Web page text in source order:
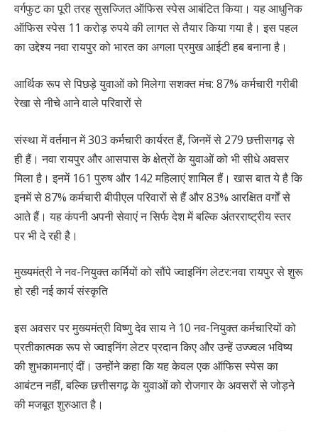
वर्गफुट का पूरी तरह सुसज्जित ऑफिस स्पेस आबंटित किया। यह आधुनिक
ऑफिस स्पेस 11 करोड़ रुपये की लागत से तैयार किया गया है। इस पहल
का उद्देश्य नवा रायपुर को भारत का अगला प्रमुख आईटी हब बनाना है।
आर्थिक रूप से पिछड़े युवाओं को मिलेगा सशक्त मंच: 87% कर्मचारी गरीबी
रेखा से नीचे आने वाले परिवारों से
संस्था में वर्तमान में 303 कर्मचारी कार्यरत हैं, जिनमें से 279 छत्तीसगढ़ से
ही हैं। नवा रायपुर और आसपास के क्षेत्रों के युवाओं को भी सीधे अवसर
मिला है। इनमें 161 पुरुष और 142 महिलाएं शामिल हैं। खास बात ये है कि
इनमें से 87% कर्मचारी बीपीएल परिवारों से हैं और 83% आरक्षित वर्गों से
आते हैं। यह कंपनी अपनी सेवाएं न सिर्फ देश में बल्कि अंतरराष्ट्रीय स्तर
पर भी दे रही है।
मुख्यमंत्री ने नव-नियुक्त कर्मियों को सौंपे ज्वाइनिंग लेटर:नवा रायपुर से शुरू
हो रही नई कार्य संस्कृति
इस अवसर पर मुख्यमंत्री विष्णु देव साय ने 10 नव-नियुक्त कर्मचारियों को
प्रतीकात्मक रूप से ज्वाइनिंग लेटर प्रदान किए और उन्हें उज्ज्वल भविष्य
की शुभकामनाएं दीं। उन्होंने कहा कि यह केवल एक ऑफिस स्पेस का
आबंटन नहीं, बल्कि छत्तीसगढ़ के युवाओं को रोजगार के अवसरों से जोड़ने
की मजबूत शुरुआत है।